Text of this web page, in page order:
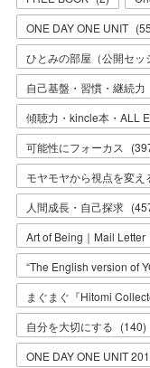
ONE DAY ONE UNIT (
ひとみの部屋（公開セッ
自己基盤・習慣・継続力
傾聴力・kincle本・ALL
可能性にフォーカス
(
モヤモヤから視点を変え
人間成長・自己探求 (
Art of Being｜Mail Letter
“The English version of
まぐまぐ『Hitomi
自分を大切にする (140)
ONE DAY ONE UNIT